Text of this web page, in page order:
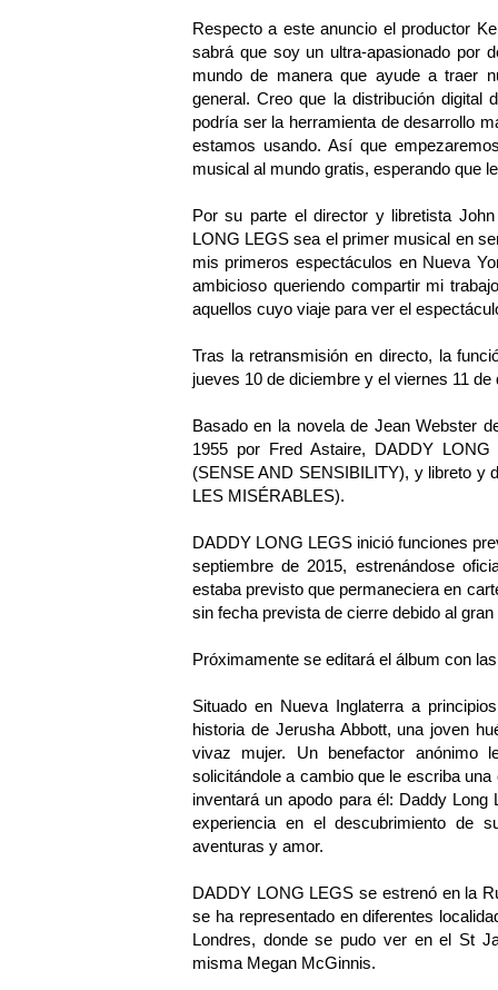
Respecto a este anuncio el productor
sabrá que soy un ultra-apasionado por
mundo de manera que ayude a traer
general. Creo que la distribución digital
podría ser la herramienta de desarrollo
estamos usando. Así que
musical al mundo gratis, esperando que
Por su parte el director y libretista
LONG LEGS sea el primer musical en
mis primeros espectáculos en Nueva
ambicioso queriendo compartir mi
aquellos cuyo viaje para ver el
Tras la retransmisión en directo, la
jueves 10 de diciembre y el viernes 11
Basado en la novela de Jean Webster
1955 por Fred Astaire, DADDY
(SENSE AND SENSIBILITY), y libreto y
LES MISÉRABLES).
DADDY LONG LEGS inició funciones
septiembre de 2015, estrenándose
estaba previsto que permaneciera en
sin fecha prevista de cierre debido al
Próximamente se editará el álbum con
Situado en Nueva Inglaterra a
historia de Jerusha Abbott, una joven
vivaz mujer. Un benefactor anónimo
solicitándole a cambio que le escriba
inventará un apodo para él: Daddy
experiencia en el descubrimiento de
aventuras y amor.
DADDY LONG LEGS se estrenó en la
se ha representado en diferentes
Londres, donde se pudo ver en el St
misma Megan McGinnis.